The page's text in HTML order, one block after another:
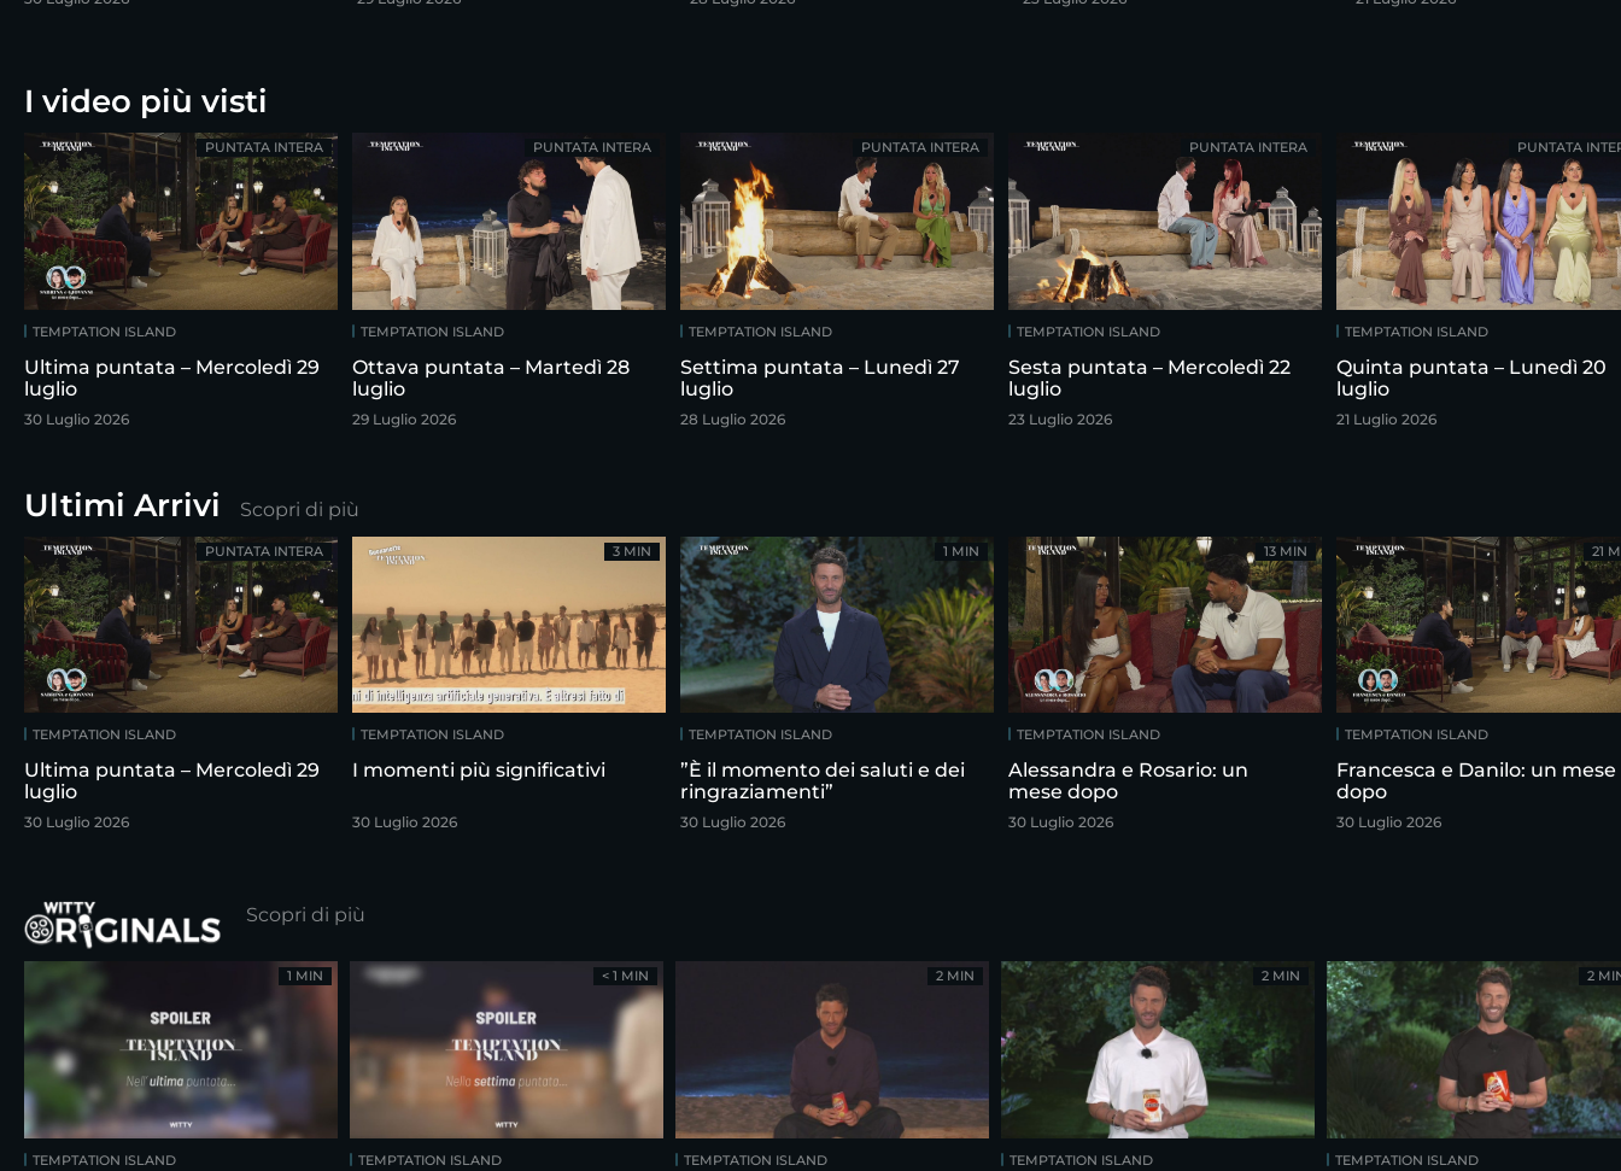
I video più visti
TEMPTATION ISLAND
Ultima puntata – Mercoledì 29
luglio
30 Luglio 2026
PUNTATA INTERA
TEMPTATION ISLAND
Ottava puntata – Martedì 28
luglio
29 Luglio 2026
PUNTATA INTERA
TEMPTATION ISLAND
Settima puntata – Lunedì 27
luglio
28 Luglio 2026
PUNTATA INTERA
TEMPTATION ISLAND
Sesta puntata – Mercoledì 22
luglio
23 Luglio 2026
PUNTATA INTERA
TEMPTATION ISLAND
Quinta puntata – Lunedì 20
luglio
21 Luglio 2026
PUNTATA
Ultimi Arrivi Scopri di più
TEMPTATION ISLAND
Ultima puntata – Mercoledì 29
luglio
30 Luglio 2026
PUNTATA INTERA
TEMPTATION ISLAND
I momenti più significativi
30 Luglio 2026
3 MIN
TEMPTATION ISLAND
”È il momento dei saluti e dei
ringraziamenti”
30 Luglio 2026
1 MIN
TEMPTATION ISLAND
Alessandra e Rosario: un
mese dopo
30 Luglio 2026
13 MIN
TEMPTATION ISLAND
Francesca e Danilo: un mese
dopo
30 Luglio 2026
21
Scopri di più
TEMPTATION ISLAND
1 MIN
TEMPTATION ISLAND
< 1 MIN
TEMPTATION ISLAND
2 MIN
TEMPTATION ISLAND
2 MIN
TEMPTATION ISLAND
2